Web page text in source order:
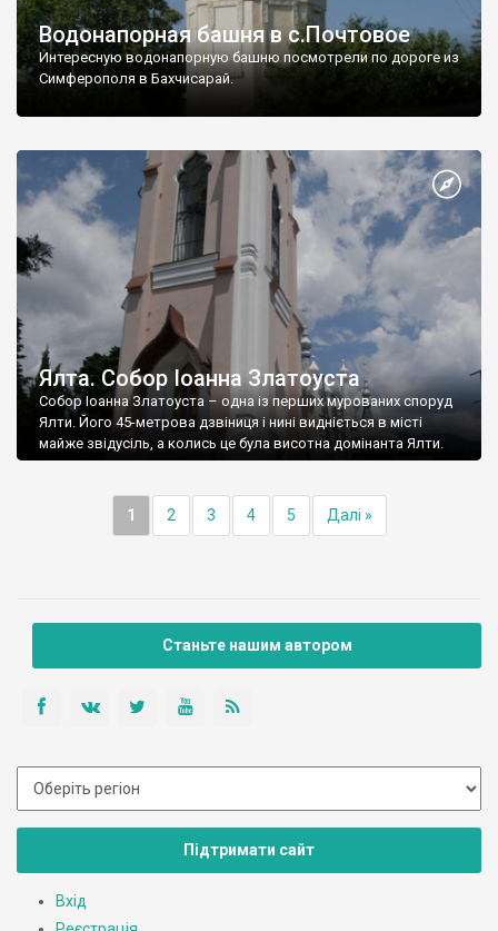
Водонапорная башня в с.Почтовое
Интересную водонапорную башню посмотрели по дороге из
Симферополя в Бахчисарай.
Ялта. Собор Іоанна Златоуста
Собор Іоанна Златоуста – одна із перших мурованих споруд
Ялти. Його 45-метрова дзвіниця і нині видніється в місті
майже звідусіль, а колись це була висотна домінанта Ялти.
1 2 3 4 5 Далі »
Станьте нашим автором
Підтримати сайт
Вхід